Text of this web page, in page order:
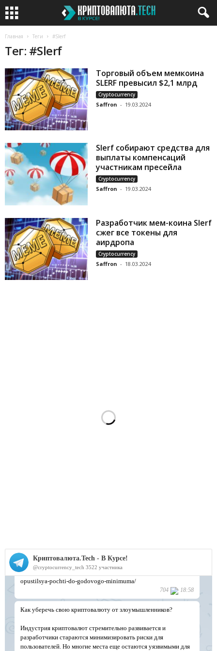
Главная Теги #Slerf
Тег: #Slerf
Торговый объем мемкоина
SLERF превысил $2,1 млрд
Cryptocurrency
Saffron - 19.03.2024
Slerf собирают средства для
выплаты компенсаций
участникам пресейла
Cryptocurrency
Saffron - 19.03.2024
Разработчик мем-коина Slerf
сжег все токены для
аирдропа
Cryptocurrency
Saffron - 18.03.2024